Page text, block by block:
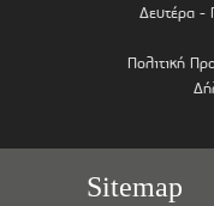
Δευτέρα -
Πολιτική
Sitemap